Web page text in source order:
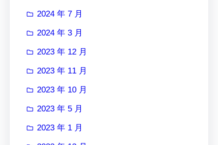
2024 年 7 月
2024 年 3 月
2023 年 12 月
2023 年 11 月
2023 年 10 月
2023 年 5 月
2023 年 1 月